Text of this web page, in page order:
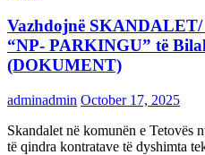
Vazhdojnë
“NP- PARKINGU” të
(DOKUMENT)
adminadmin October 17, 2025
Skandalet në komunën e Tetovës
të qindra kontratave të dyshimta